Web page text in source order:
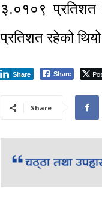
३.०१०९
प्रतिशत रहेको
Share
Share
Share